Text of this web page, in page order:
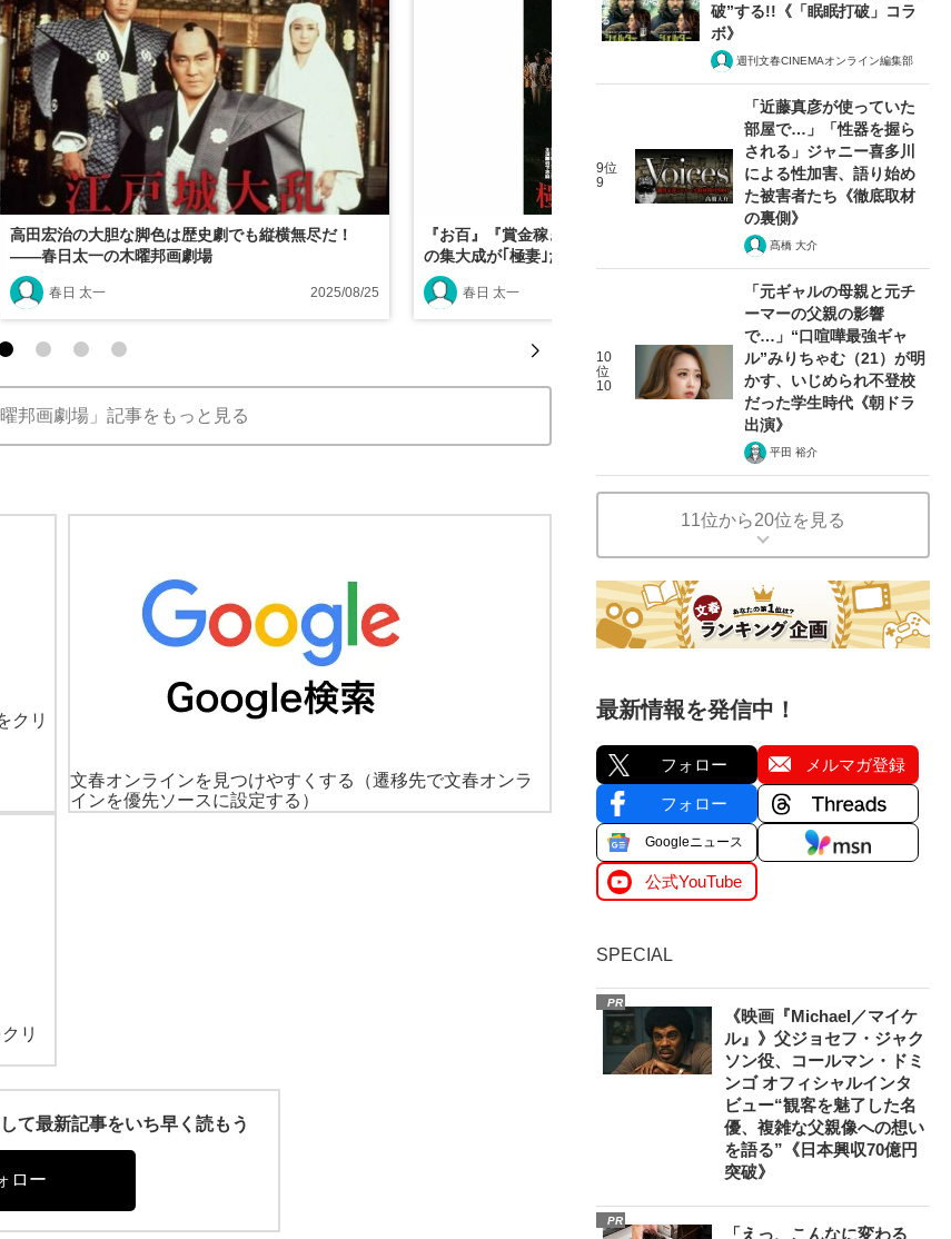
高田宏治の大胆な脚色は歴史劇でも縦横無尽だ！
――春日太一の木曜邦画劇場
春日 太一 2025/08/25
『お百』『賞金稼ぎ』『まむしの兄弟』。高田脚本
の集大成が｢極妻｣だ！――春日太一の木曜邦画劇場
春日 太一 2025/08/12
邦画劇場」記事をもっと見る
クリ
文春オンラインを見つけやすくする
（遷移先で文春オンラ
インを優先ソースに設定する）
リ
て最新記事をいち早く読もう
ロー
破”する!!《「眠眠打破」コラ
ボ》
週刊文春CINEMAオンライン編集部
9位
9
「近藤真彦が使っていた
部屋で…」「性器を握ら
される」ジャニー喜多川
による性加害、語り始め
た被害者たち《徹底取材
の裏側》
髙橋 大介
10
位
10
「元ギャルの母親と元チ
ーマーの父親の影響
で…」“口喧嘩最強ギャ
ル”みりちゃむ（21）が明
かす、いじめられ不登校
だった学生時代《朝ドラ
出演》
平田 裕介
11位から20位を見る
最新情報を発信中！
フォロー メルマガ登録
フォロー
Googleニュース
公式YouTube
SPECIAL
PR
《映画『Michael／マイケ
ル』》父ジョセフ・ジャク
ソン役、コールマン・ドミ
ンゴ オフィシャルインタ
ビュー“観客を魅了した名
優、複雑な父親像への想い
を語る”《日本興収70億円
突破》
PR
「えっ、こんなに変わる